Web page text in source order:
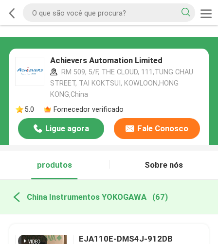
Achievers Automation Limited
RM 509, 5/F, THE CLOUD, 111,TUNG CHAU
STREET, TAI KOKTSUI, KOWLOON,HONG
KONG,China
5.0
Fornecedor verificado
Ligue agora Fale Conosco
produtos Sobre nós
China Instrumentos YOKOGAWA (67)
EJA110E-DMS4J-912DB